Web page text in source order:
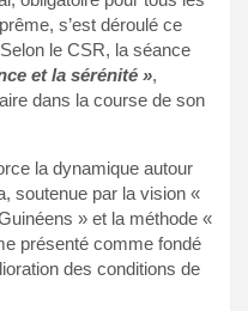
s’est déroulé ce
le CSR, la séance
et la sérénité »,
dans la course de son
la dynamique autour
soutenue par la vision «
» et la méthode «
présenté comme fondé
des conditions de